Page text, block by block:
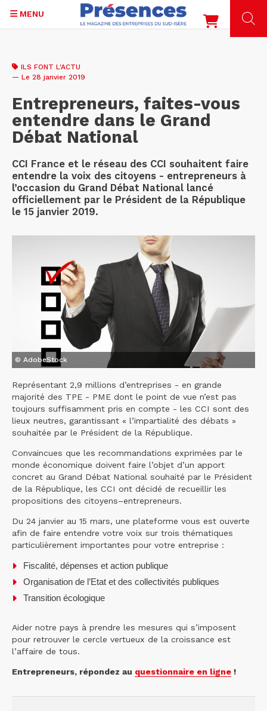
contenu
MENU
ILS FONT L'ACTU
— Le 28 janvier 2019
Entrepreneurs, faites-vous
entendre dans le Grand
Débat National
CCI France et le réseau des CCI souhaitent faire
entendre la voix des citoyens - entrepreneurs à
l’occasion du Grand Débat National lancé
officiellement par le Président de la République
le 15 janvier 2019.
© AdobeStock
Représentant 2,9 millions d’entreprises - en grande
majorité des TPE - PME dont le point de vue n’est pas
toujours suffisamment pris en compte - les CCI sont des
lieux neutres, garantissant « l’impartialité des débats »
souhaitée par le Président de la République.
Convaincues que les recommandations exprimées par le
monde économique doivent faire l’objet d’un apport
concret au Grand Débat National souhaité par le Président
de la République, les CCI ont décidé de recueillir les
propositions des citoyens–entrepreneurs.
Du 24 janvier au 15 mars, une plateforme vous est ouverte
afin de faire entendre votre voix sur trois thématiques
particulièrement importantes pour votre entreprise :
Fiscalité, dépenses et action publique
Organisation de l’Etat et des collectivités publiques
Transition écologique
Aider notre pays à prendre les mesures qui s’imposent
pour retrouver le cercle vertueux de la croissance est
l’affaire de tous.
Entrepreneurs, répondez au questionnaire en ligne !